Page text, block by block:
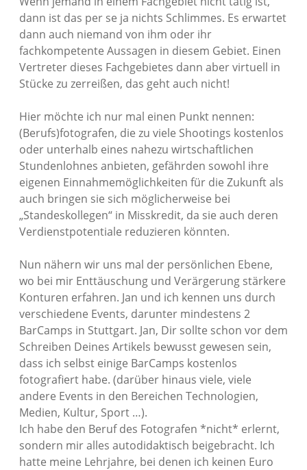
dann ist das per se ja nichts Schlimmes. Es erwartet
dann auch niemand von ihm oder ihr
fachkompetente Aussagen in diesem Gebiet. Einen
Vertreter dieses Fachgebietes dann aber virtuell in
Stücke zu zerreißen, das geht auch nicht!
Hier möchte ich nur mal einen Punkt nennen:
(Berufs)fotografen, die zu viele Shootings kostenlos
oder unterhalb eines nahezu wirtschaftlichen
Stundenlohnes anbieten, gefährden sowohl ihre
eigenen Einnahmemöglichkeiten für die Zukunft als
auch bringen sie sich möglicherweise bei
„Standeskollegen“ in Misskredit, da sie auch deren
Verdienstpotentiale reduzieren könnten.
Nun nähern wir uns mal der persönlichen Ebene,
wo bei mir Enttäuschung und Verärgerung stärkere
Konturen erfahren. Jan und ich kennen uns durch
verschiedene Events, darunter mindestens 2
BarCamps in Stuttgart. Jan, Dir sollte schon vor dem
Schreiben Deines Artikels bewusst gewesen sein,
dass ich selbst einige BarCamps kostenlos
fotografiert habe. (darüber hinaus viele, viele
andere Events in den Bereichen Technologien,
Medien, Kultur, Sport …).
Ich habe den Beruf des Fotografen *nicht* erlernt,
sondern mir alles autodidaktisch beigebracht. Ich
hatte meine Lehrjahre, bei denen ich keinen Euro